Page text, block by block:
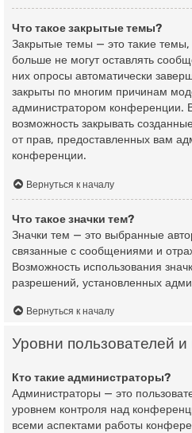
Что такое закрытые темы?
Закрытые темы — это такие темы,
больше не могут оставлять
них опросы автоматически
закрыты по многим причинам
администратором конференции.
возможность закрывать
от прав, предоставленных вам
конференции.
Вернуться к началу
Что такое значки тем?
Значки тем — это выбранные
связанные с сообщениями и
Возможность использования
разрешений, установленных
Вернуться к началу
Уровни пользователей и
Кто такие администраторы?
Администраторы — это
уровнем контроля над
всеми аспектами работы